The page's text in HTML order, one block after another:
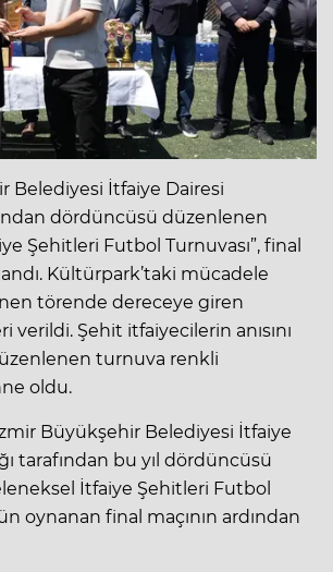
Belediyesi İtfaiye Dairesi
dördüncüsü düzenlenen
Şehitleri Futbol Turnuvası”, final
Kültürpark’taki mücadele
törende dereceye giren
verildi. Şehit itfaiyecilerin anısını
turnuva renkli
oldu.
Büyükşehir Belediyesi İtfaiye
tarafından bu yıl dördüncüsü
İtfaiye Şehitleri Futbol
oynanan final maçının ardından